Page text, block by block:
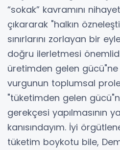
“sokak” kavramını
çıkararak "halkın
sınırlarını zorlayan bir
doğru ilerletmesi önemlidir.
üretimden gelen gücü"ne
vurgunun toplumsal
"tüketimden gelen
gerekçesi yapılmasının
kanısındayım. İyi
tüketim boykotu bile,